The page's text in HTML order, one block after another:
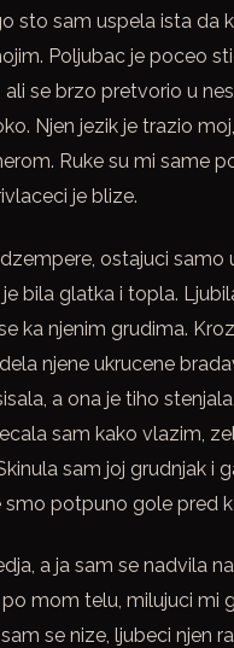
sto sam uspela ista da
Poljubac je poceo
ali se brzo pretvorio u
Njen jezik je trazio
Ruke su mi same
je blize.
ostajuci samo
bila glatka i topla.
ka njenim grudima.
njene ukrucene
a ona je tiho
sam kako vlazim,
sam joj grudnjak i
smo potpuno gole pred
a ja sam se nadvila
mom telu, milujuci mi
se nize, ljubeci njen